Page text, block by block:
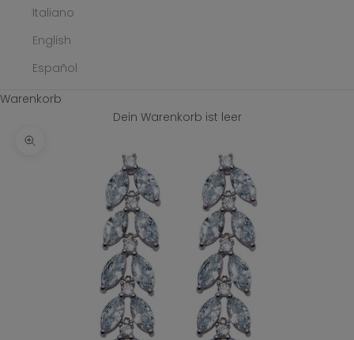
Italiano
English
Español
Warenkorb
Dein Warenkorb ist leer
Bild vergrößern